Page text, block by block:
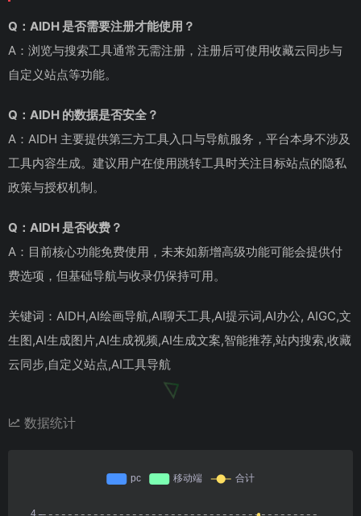
Q：AIDH 是否需要注册才能使用？
A：浏览与搜索工具通常无需注册，注册后可使用收藏云同步与
自定义站点等功能。
Q：AIDH 的数据是否安全？
A：AIDH 主要提供第三方工具入口与导航服务，平台本身不涉及
工具内容生成。建议用户在使用跳转工具时关注目标站点的隐私
政策与授权机制。
Q：AIDH 是否收费？
A：目前核心功能免费使用，未来如新增高级功能可能会提供付
费选项，但基础导航与收录仍保持可用。
关键词：AIDH,AI绘画导航,AI聊天工具,AI提示词,AI办公, AIGC,文
生图,AI生成图片,AI生成视频,AI生成文案,智能推荐,站内搜索,收藏
云同步,自定义站点,AI工具导航
数据统计